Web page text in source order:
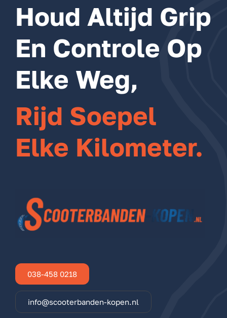
Houd Altijd Grip
En Controle Op
Elke Weg,
Rijd Soepel
Elke Kilometer.
038-458 0218
info@scooterbanden-kopen.nl